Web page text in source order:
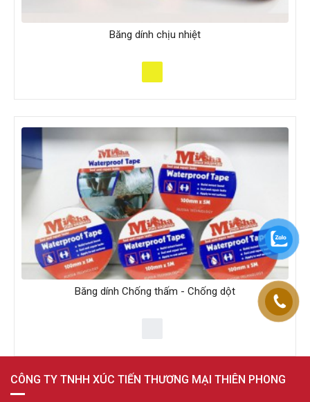
Băng dính chịu nhiệt
Băng dính Chống thấm - Chống dột
CÔNG TY TNHH XÚC TIẾN THƯƠNG MẠI THIÊN PHONG